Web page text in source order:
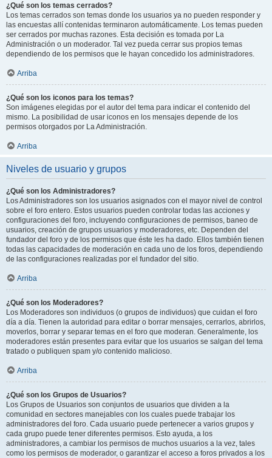
¿Qué son los temas cerrados?
Los temas cerrados son temas donde los usuarios ya no pueden responder y
las encuestas allí contenidas terminaron automáticamente. Los temas pueden
ser cerrados por muchas razones. Esta decisión es tomada por La
Administración o un moderador. Tal vez pueda cerrar sus propios temas
dependiendo de los permisos que le hayan concedido los administradores.
Arriba
¿Qué son los iconos para los temas?
Son imágenes elegidas por el autor del tema para indicar el contenido del
mismo. La posibilidad de usar iconos en los mensajes depende de los
permisos otorgados por La Administración.
Arriba
Niveles de usuario y grupos
¿Qué son los Administradores?
Los Administradores son los usuarios asignados con el mayor nivel de control
sobre el foro entero. Estos usuarios pueden controlar todas las acciones y
configuraciones del foro, incluyendo configuraciones de permisos, baneo de
usuarios, creación de grupos usuarios y moderadores, etc. Dependen del
fundador del foro y de los permisos que éste les ha dado. Ellos también tienen
todas las capacidades de moderación en cada uno de los foros, dependiendo
de las configuraciones realizadas por el fundador del sitio.
Arriba
¿Qué son los Moderadores?
Los Moderadores son individuos (o grupos de individuos) que cuidan el foro
día a día. Tienen la autoridad para editar o borrar mensajes, cerrarlos, abrirlos,
moverlos, borrar y separar temas en el foro que moderan. Generalmente, los
moderadores están presentes para evitar que los usuarios se salgan del tema
tratado o publiquen spam y/o contenido malicioso.
Arriba
¿Qué son los Grupos de Usuarios?
Los Grupos de Usuarios son conjuntos de usuarios que dividen a la
comunidad en sectores manejables con los cuales puede trabajar los
administradores del foro. Cada usuario puede pertenecer a varios grupos y
cada grupo puede tener diferentes permisos. Esto ayuda, a los
administradores, a cambiar los permisos de muchos usuarios a la vez, tales
como los permisos de moderador, o garantizar el acceso a foros privados a los